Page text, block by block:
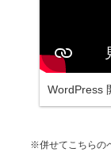
WordPress
※併せてこちらの